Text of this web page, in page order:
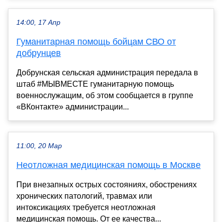
14:00, 17 Апр
Гуманитарная помощь бойцам СВО от
добрунцев
Добрунская сельская администрация передала в
штаб #МЫВМЕСТЕ гуманитарную помощь
военнослужащим, об этом сообщается в группе
«ВКонтакте» администрации...
11:00, 20 Мар
Неотложная медицинская помощь в Москве
При внезапных острых состояниях, обострениях
хронических патологий, травмах или
интоксикациях требуется неотложная
медицинская помощь. От ее качества...